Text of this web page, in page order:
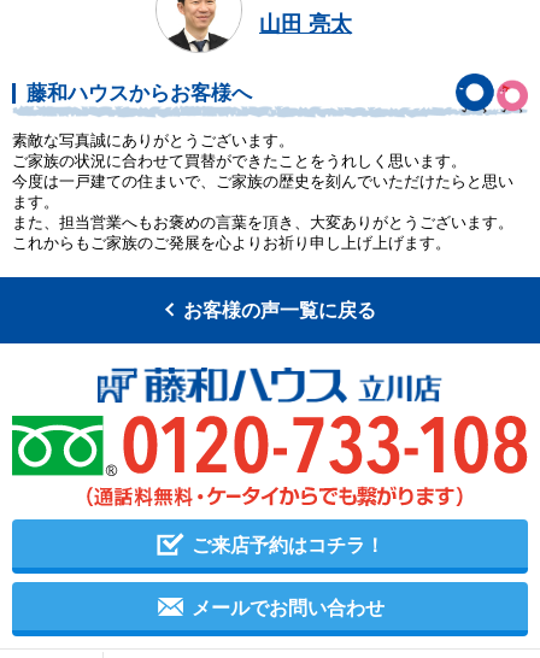
山田 亮太
藤和ハウスからお客様へ
素敵な写真誠にありがとうございます。
ご家族の状況に合わせて買替ができたことをうれしく思います。
今度は一戸建ての住まいで、ご家族の歴史を刻んでいただけたらと思い
ます。
また、担当営業へもお褒めの言葉を頂き、大変ありがとうございます。
これからもご家族のご発展を心よりお祈り申し上げ上げます。
お客様の声一覧に戻る
ご来店予約はコチラ！
メールでお問い合わせ